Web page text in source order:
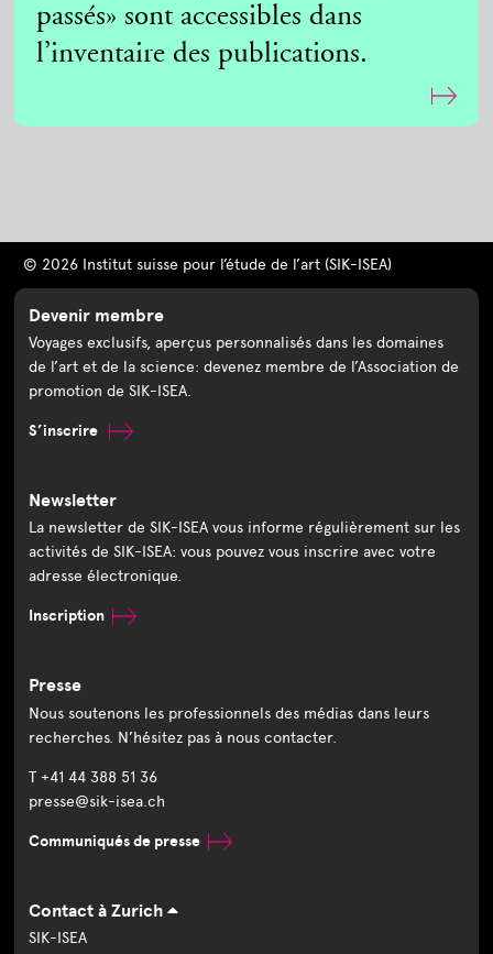
passés» sont accessibles dans
l’inventaire des publications.
© 2026 Institut suisse pour l’étude de l’art (SIK-ISEA)
Devenir membre
Voyages exclusifs, aperçus personnalisés dans les domaines
de l’art et de la science: devenez membre de l’Association de
promotion de SIK-ISEA.
S’inscrire
Newsletter
La newsletter de SIK-ISEA vous informe régulièrement sur les
activités de SIK-ISEA: vous pouvez vous inscrire avec votre
adresse électronique.
Inscription
Presse
Nous soutenons les professionnels des médias dans leurs
recherches. N’hésitez pas à nous contacter.
T +41 44 388 51 36
presse@sik-isea.ch
Communiqués de presse
Contact à Zurich
SIK-ISEA